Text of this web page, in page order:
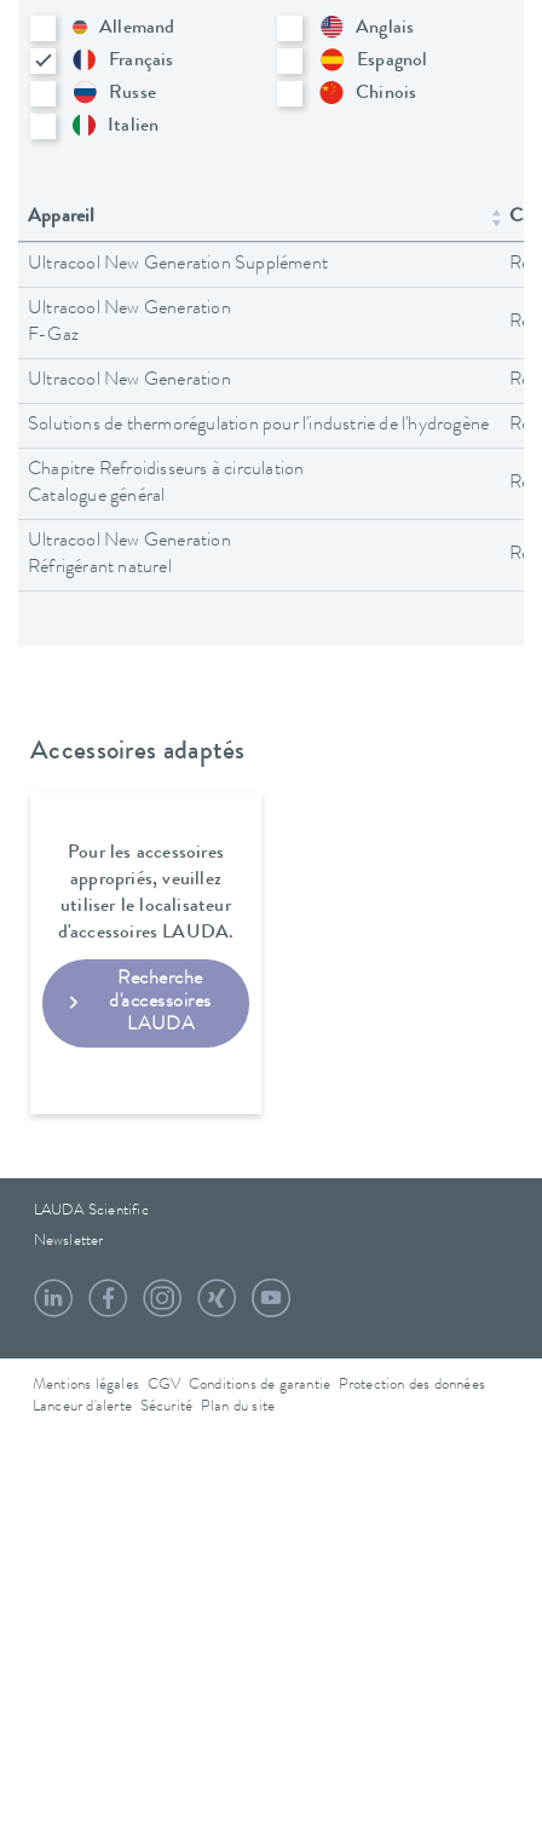
Allemand
Anglais
Français
Espagnol
Russe
Chinois
Italien
Appareil
Ultracool New Generation Supplément
Ultracool New Generation
F-Gaz
Ultracool New Generation
Solutions de thermorégulation pour l'industrie de l'hydrogène
Chapitre Refroidisseurs à circulation
Catalogue général
Ultracool New Generation
Réfrigérant naturel
Accessoires adaptés
Pour les accessoires
appropriés, veuillez
utiliser le localisateur
d'accessoires LAUDA.
Recherche
d'accessoires
LAUDA
LAUDA Scientific
Newsletter
Mentions légales CGV Conditions de garantie
Protection des données
Lanceur d'alerte Sécurité Plan du site